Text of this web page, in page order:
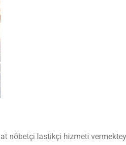
nöbetçi lastikçi hizmeti